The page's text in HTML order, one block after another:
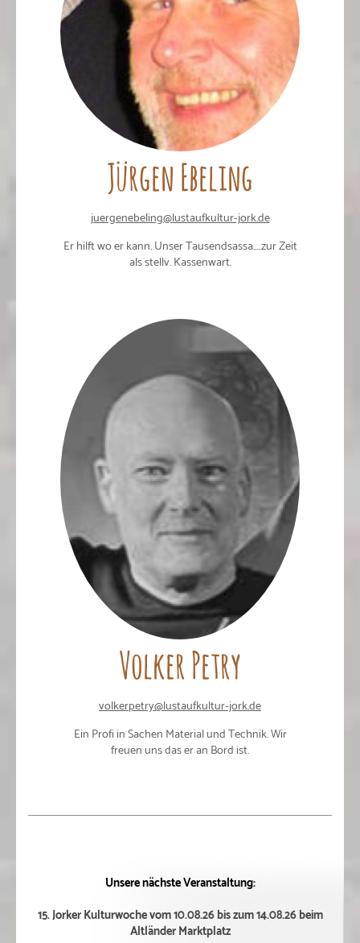
Jürgen Ebeling
juergenebeling@lustaufkultur-jork.de
Er hilft wo er kann. Unser Tausendsassa.....zur Zeit
als stellv. Kassenwart.
Volker Petry
volkerpetry@lustaufkultur-jork.de
Ein Profi in Sachen Material und Technik. Wir
freuen uns das er an Bord ist.
Unsere nächste Veranstaltung:
15. Jorker Kulturwoche vom 10.08.26 bis zum 14.08.26 beim
Altländer Marktplatz